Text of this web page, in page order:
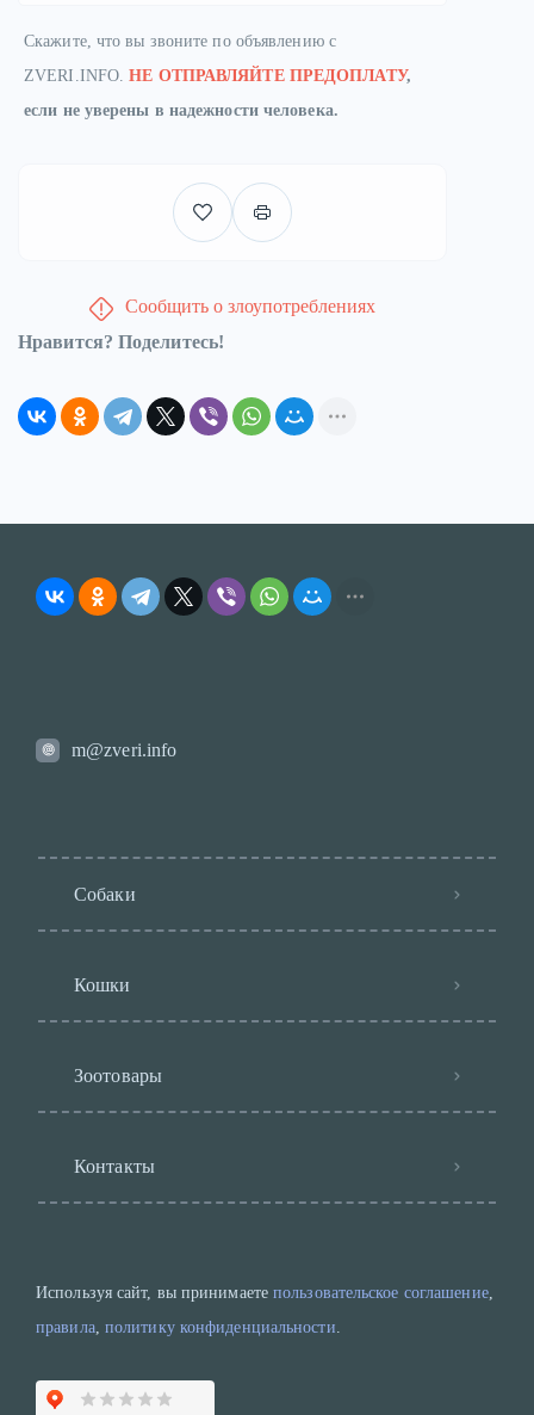
Скажите, что вы звоните по объявлению с
ZVERI.INFO.НЕ ОТПРАВЛЯЙТЕ ПРЕДОПЛАТУ,
если не уверены в надежности человека.
Сообщить о злоупотреблениях
Нравится? Поделитесь!
m@zveri.info
Собаки
Кошки
Зоотовары
Контакты
Используя сайт, вы принимаете пользовательское соглашение,
правила, политику конфиденциальности.